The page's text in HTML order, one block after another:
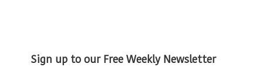
Sign up to our Free Weekly Newsletter